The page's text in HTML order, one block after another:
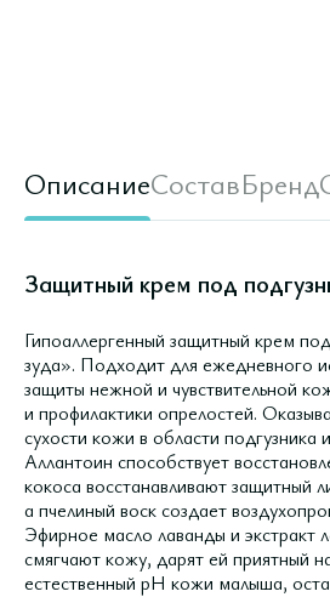
ОписаниеСоставБренд
Защитный крем под
Гипоаллергенный защитный крем
зуда». Подходит для ежедневного
защиты нежной и чувствительной
и профилактики опрелостей.
сухости кожи в области
Аллантоин способствует
кокоса восстанавливают защитный
а пчелиный воск создает
Эфирное масло лаванды и экстракт
смягчают кожу, дарят ей приятный
естественный рН кожи малыша,